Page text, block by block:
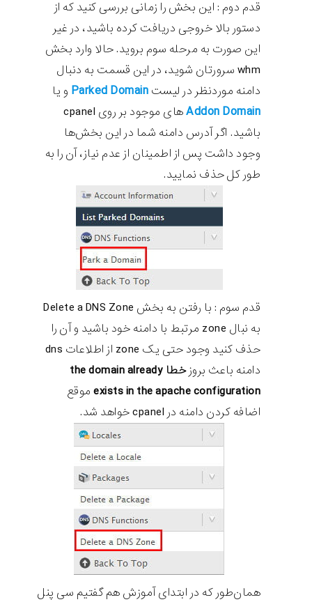
قدم دوم : این بخش را زمانی بررسی کنید که از
دستور بالا خروجی دریافت کرده باشید، در غیر
این صورت به مرحله سوم بروید. حالا وارد بخش
whm سرورتان شوید، در این قسمت به دنبال
دامنه موردنظر در لیست Parked Domain و یا
Addon Domain
های موجود بر روی cpanel
باشید. اگر آدرس دامنه شما در این بخش‌ها
وجود داشت پس از اطمینان از عدم نیاز، آن را به
طور کل حذف نمایید.
قدم سوم : با رفتن به بخش Delete a DNS Zone
به نبال zone مرتبط با دامنه خود باشید و آن را
حذف کنید وجود حتی یک zone از اطلاعات dns
دامنه باعث بروز
خطا the domain already
exists in the apache configuration موقع
اضافه کردن دامنه در cpanel خواهد شد.
همان‌طور که در ابتدای آموزش هم گفتیم سی پنل